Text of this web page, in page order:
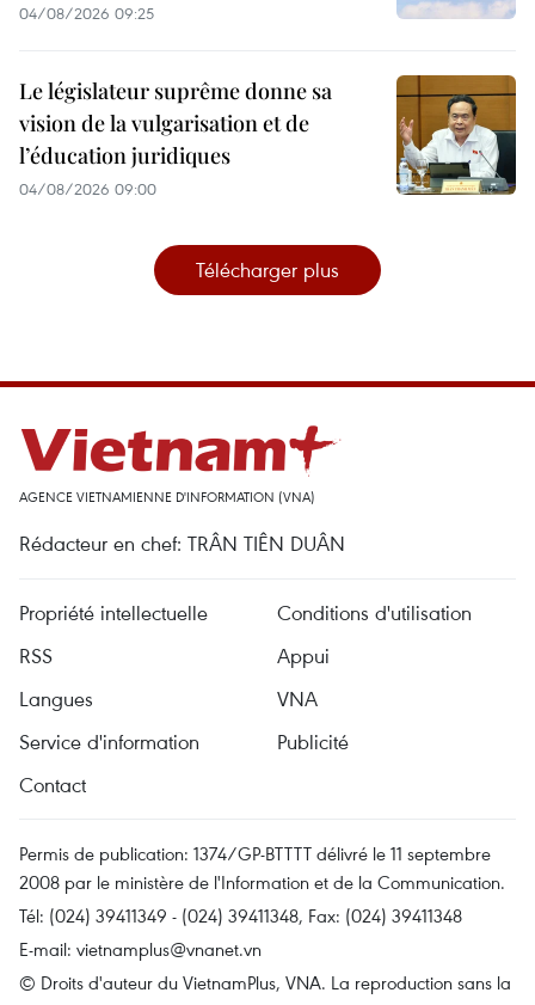
04/08/2026 09:25
Le législateur suprême donne sa
vision de la vulgarisation et de
l’éducation juridiques
04/08/2026 09:00
Télécharger plus
AGENCE VIETNAMIENNE D'INFORMATION (VNA)
Rédacteur en chef: TRÂN TIÊN DUÂN
Propriété intellectuelle
Conditions d'utilisation
RSS
Appui
Langues
VNA
Service d'information
Publicité
Contact
Permis de publication: 1374/GP-BTTTT délivré le 11 septembre
2008 par le ministère de l'Information et de la Communication.
Tél: (024) 39411349 - (024) 39411348, Fax: (024) 39411348
E-mail: vietnamplus@vnanet.vn
© Droits d'auteur du VietnamPlus, VNA. La reproduction sans la